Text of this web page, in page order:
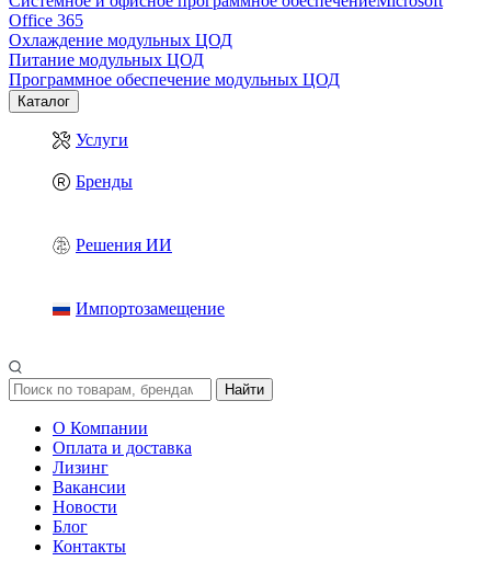
Office 365
Охлаждение модульных ЦОД
Питание модульных ЦОД
Программное обеспечение модульных ЦОД
Каталог
Услуги
Бренды
Решения ИИ
Импортозамещение
Найти
О Компании
Оплата и доставка
Лизинг
Вакансии
Новости
Блог
Контакты